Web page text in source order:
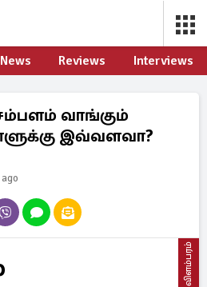
News Reviews Interviews
வாங்கும்
இவ்வளவா?
விளம்பரம்